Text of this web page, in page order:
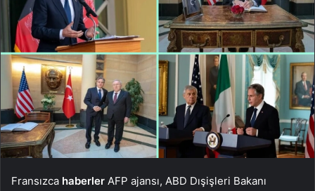
Fransızca haberler AFP ajansı, ABD Dışişleri Bakanı